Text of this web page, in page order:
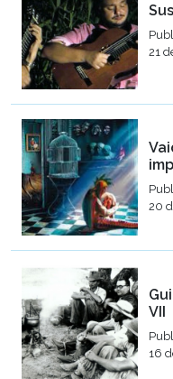
21
20
VII
16